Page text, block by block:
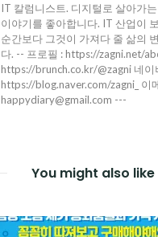
IT 칼럼니스트. 디지털로 살아가
이야기를 좋아합니다. IT 산업이
순간보다 그것이 가져다 줄 삶의
다. -- 프로필 : https://zagni.net/
https://brunch.co.kr/@zagni 네이
https://blog.naver.com/zagni_ 이
happydiary@gmail.com ---
You might also like